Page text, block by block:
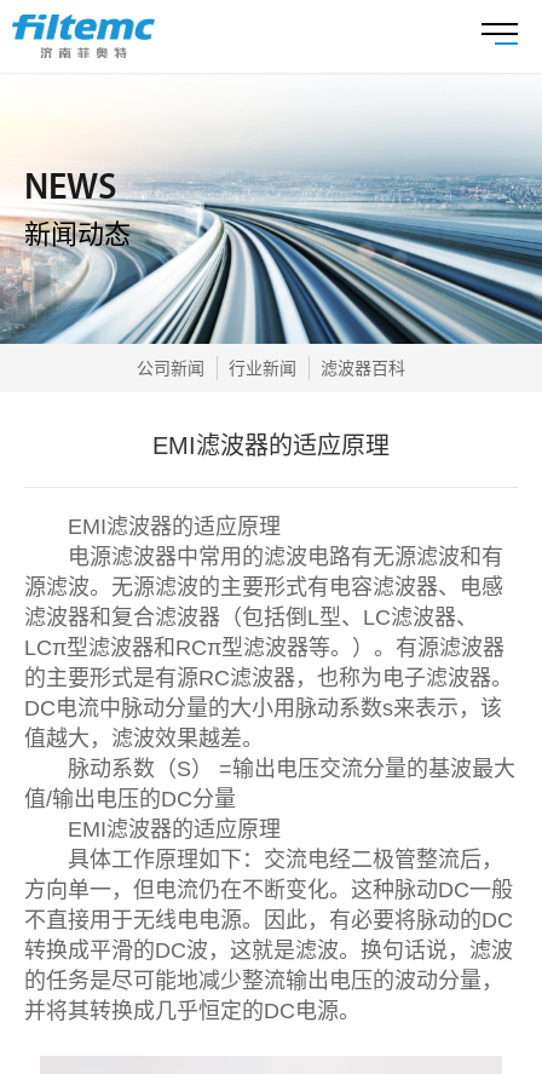
NEWS
新闻动态
公司新闻 行业新闻 滤波器百科
EMI滤波器的适应原理
EMI滤波器的适应原理
电源滤波器中常用的滤波电路有无源滤波和有
源滤波。无源滤波的主要形式有电容滤波器、电感
滤波器和复合滤波器（包括倒L型、LC滤波器、
LCπ型滤波器和RCπ型滤波器等。）。有源滤波器
的主要形式是有源RC滤波器，也称为电子滤波器。
DC电流中脉动分量的大小用脉动系数s来表示，该
值越大，滤波效果越差。
脉动系数（S） =输出电压交流分量的基波最大
值/输出电压的DC分量
EMI滤波器的适应原理
具体工作原理如下：交流电经二极管整流后，
方向单一，但电流仍在不断变化。这种脉动DC一般
不直接用于无线电电源。因此，有必要将脉动的DC
转换成平滑的DC波，这就是滤波。换句话说，滤波
的任务是尽可能地减少整流输出电压的波动分量，
并将其转换成几乎恒定的DC电源。